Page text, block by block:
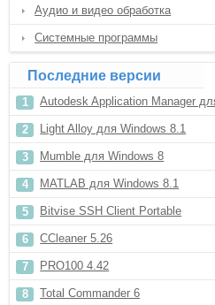
Аудио и видео обработка
Системные программы
Последние версии
Autodesk Application Manager
Light Alloy для Windows 8.1
Mumble для Windows 8
MATLAB для Windows 8.1
Bitvise SSH Client Portable
CCleaner 5.26
PRO100 4.42
Total Commander 6